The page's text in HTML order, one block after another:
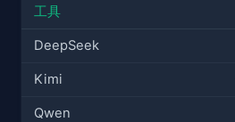
工具
DeepSeek
Kimi
Qwen